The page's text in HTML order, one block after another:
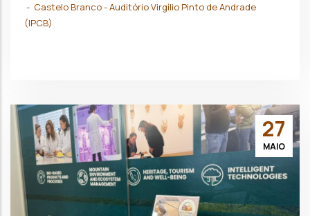
- Castelo Branco - Auditório Virgílio Pinto de Andrade
(IPCB)
27
MAIO